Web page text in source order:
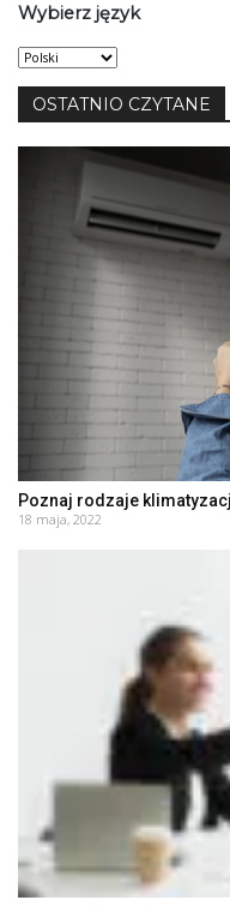
Wybierz język
Wybierz
język
OSTATNIO CZYTANE
Poznaj rodzaje
18 maja, 2022